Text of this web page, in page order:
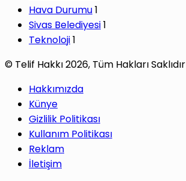
Hava Durumu1
Sivas Belediyesi1
Teknoloji1
© Telif Hakkı 2026, Tüm Hakları Saklıdır
Hakkımızda
Künye
Gizlilik Politikası
Kullanım Politikası
Reklam
İletişim